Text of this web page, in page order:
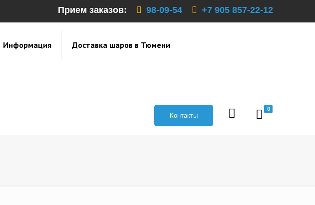
Прием заказов: 98-09-54 +7 905 857-22-12
Информация Доставка шаров в Тюмени
0
Контакты